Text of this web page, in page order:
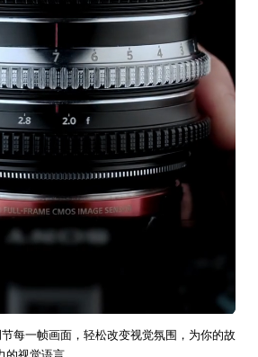
节每一帧画面，轻松改变视觉氛围，为你的故